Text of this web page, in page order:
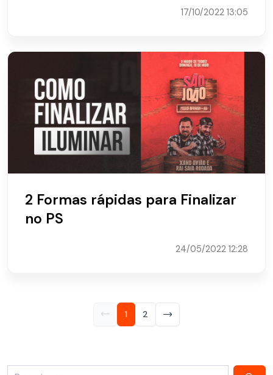
17/10/2022 13:05
2 Formas rápidas para Finalizar
no PS
24/05/2022 12:28
1 2